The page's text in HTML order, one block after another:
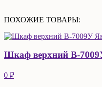
ПОХОЖИЕ ТОВАРЫ:
Шкаф верхний В-
0 ₽